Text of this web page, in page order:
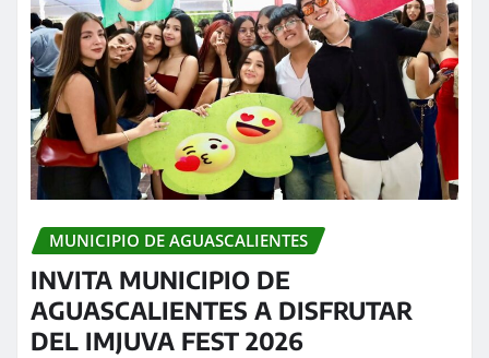
MUNICIPIO DE AGUASCALIENTES
INVITA MUNICIPIO DE
AGUASCALIENTES A DISFRUTAR
DEL IMJUVA FEST 2026